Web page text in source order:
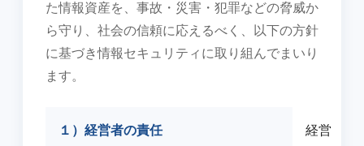
た情報資産を、事故・災害・犯罪などの脅威か
ら守り、社会の信頼に応えるべく、以下の方針
に基づき情報セキュリティに取り組んでまいり
ます。
１）経営者の責任
経営